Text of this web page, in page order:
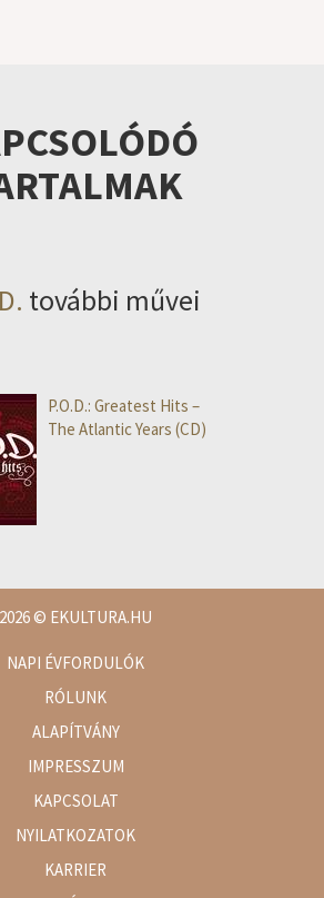
további művei
P.O.D.: Greatest Hits –
The Atlantic Years (CD)
2026© EKULTURA.HU
NAPI ÉVFORDULÓK
RÓLUNK
ALAPÍTVÁNY
IMPRESSZUM
KAPCSOLAT
NYILATKOZATOK
KARRIER